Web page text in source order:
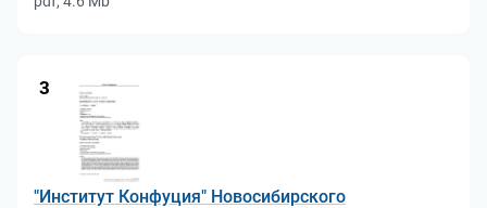
3
"Институт Конфуция" Новосибирского